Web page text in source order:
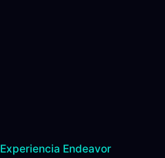
Experiencia Endeavor